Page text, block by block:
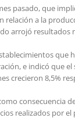
pasado, que
a la
arrojó resultados
e indicó que
crecieron 8,5%
consecuencia
realizados por